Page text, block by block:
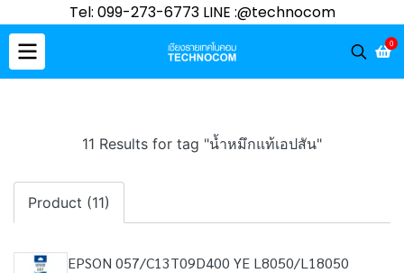
Tel: 099-273-6773 LINE :@technocom
0
11 Results for tag "น้ำหมึกแท้เอปสัน"
Product (11)
EPSON 057/C13T09D400 YE L8050/L18050